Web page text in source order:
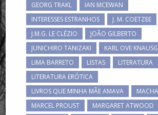
GEORG TRAKL
IAN MCEWAN
INTERESSES ESTRANHOS
J. M. COETZEE
J.M.G. LE CLÉZIO
JOÃO GILBERTO
JUNICHIRO TANIZAKI
KARL OVE
LIMA BARRETO
LISTAS
LITERATURA
LITERATURA ERÓTICA
LIVROS QUE MINHA MÃE AMAVA
MARCEL PROUST
MARGARET ATWOOD